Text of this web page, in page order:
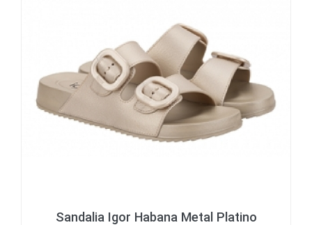
Sandalia Igor Habana Metal Platino